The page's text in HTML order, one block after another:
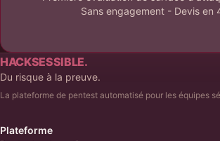
Sans engagement - Devis en
HACKSESSIBLE.
Du risque à la preuve.
La plateforme de pentest automatisé pour les équipes
Plateforme